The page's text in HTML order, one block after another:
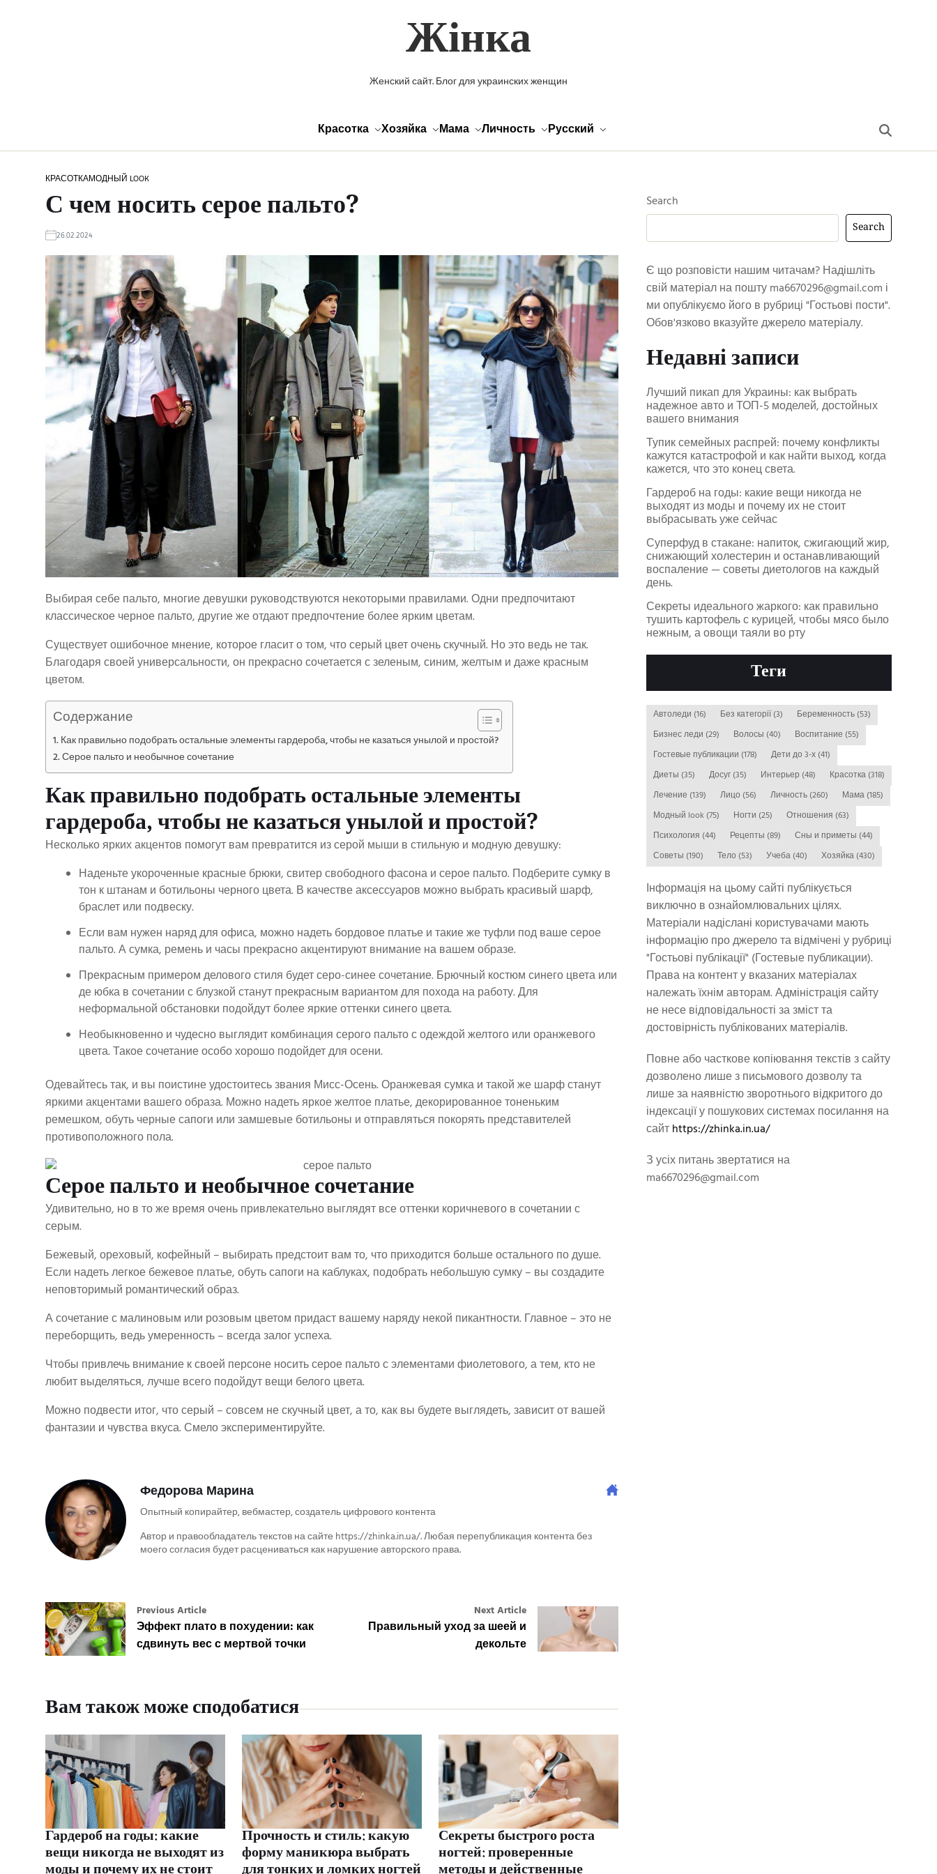
Жінка
Женский сайт. Блог для украинских женщин
Красотка Хозяйка Мама Личность Русский
КРАСОТКАМОДНЫЙ LOOK
С чем носить серое пальто?
26.02.2024
Выбирая себе пальто, многие девушки руководствуются некоторыми правилами. Одни предпочитают
классическое черное пальто, другие же отдают предпочтение более ярким цветам.
Существует ошибочное мнение, которое гласит о том, что серый цвет очень скучный. Но это ведь не так.
Благодаря своей универсальности, он прекрасно сочетается с зеленым, синим, желтым и даже красным
цветом.
Содержание
Как правильно подобрать остальные элементы гардероба, чтобы не казаться унылой и простой?
Серое пальто и необычное сочетание
Как правильно подобрать остальные элементы
гардероба, чтобы не казаться унылой и простой?
Несколько ярких акцентов помогут вам превратится из серой мыши в стильную и модную девушку:
Наденьте укороченные красные брюки, свитер свободного фасона и серое пальто. Подберите сумку в
тон к штанам и ботильоны черного цвета. В качестве аксессуаров можно выбрать красивый шарф,
браслет или подвеску.
Если вам нужен наряд для офиса, можно надеть бордовое платье и такие же туфли под ваше серое
пальто. А сумка, ремень и часы прекрасно акцентируют внимание на вашем образе.
Прекрасным примером делового стиля будет серо-синее сочетание. Брючный костюм синего цвета или
де юбка в сочетании с блузкой станут прекрасным вариантом для похода на работу. Для
неформальной обстановки подойдут более яркие оттенки синего цвета.
Необыкновенно и чудесно выглядит комбинация серого пальто с одеждой желтого или оранжевого
цвета. Такое сочетание особо хорошо подойдет для осени.
Одевайтесь так, и вы поистине удостоитесь звания Мисс-Осень. Оранжевая сумка и такой же шарф станут
яркими акцентами вашего образа. Можно надеть яркое желтое платье, декорированное тоненьким
ремешком, обуть черные сапоги или замшевые ботильоны и отправляться покорять представителей
противоположного пола.
Серое пальто и необычное сочетание
Удивительно, но в то же время очень привлекательно выглядят все оттенки коричневого в сочетании с
серым.
Бежевый, ореховый, кофейный – выбирать предстоит вам то, что приходится больше остального по душе.
Если надеть легкое бежевое платье, обуть сапоги на каблуках, подобрать небольшую сумку – вы создадите
неповторимый романтический образ.
А сочетание с малиновым или розовым цветом придаст вашему наряду некой пикантности. Главное – это не
переборщить, ведь умеренность – всегда залог успеха.
Чтобы привлечь внимание к своей персоне носить серое пальто с элементами фиолетового, а тем, кто не
любит выделяться, лучше всего подойдут вещи белого цвета.
Можно подвести итог, что серый – совсем не скучный цвет, а то, как вы будете выглядеть, зависит от вашей
фантазии и чувства вкуса. Смело экспериментируйте.
Федорова Марина
Опытный копирайтер, вебмастер, создатель цифрового контента
Автор и правообладатель текстов на сайте https://zhinka.in.ua/. Любая перепубликация контента без
моего согласия будет расцениваться как нарушение авторского права.
Previous Article
Эффект плато в похудении: как
сдвинуть вес с мертвой точки
Next Article
Правильный уход за шеей и
декольте
Вам також може сподобатися
Гардероб на годы: какие
вещи никогда не выходят из
Прочность и стиль: какую
форму маникюра выбрать
Секреты быстрого роста
ногтей: проверенные
Search
Search
Є що розповісти нашим читачам? Надішліть
свій матеріал на поштуma6670296@gmail.com і
ми опублікуємо його в рубриці "Гостьові пости".
Обов'язково вказуйте джерело матеріалу.
Недавні записи
Лучший пикап для Украины: как выбрать
надежное авто и ТОП-5 моделей, достойных
вашего внимания
Тупик семейных распрей: почему конфликты
кажутся катастрофой и как найти выход, когда
кажется, что это конец света.
Гардероб на годы: какие вещи никогда не
выходят из моды и почему их не стоит
выбрасывать уже сейчас
Суперфуд в стакане: напиток, сжигающий жир,
снижающий холестерин и останавливающий
воспаление — советы диетологов на каждый
день.
Секреты идеального жаркого: как правильно
тушить картофель с курицей, чтобы мясо было
нежным, а овощи таяли во рту
Теги
Автоледи (16) Без категорії(3) Беременность(53)
Бизнес леди (29) Волосы (40) Воспитание (55)
Гостевые публикации (178) Дети до 3-х(41)
Диеты (35) Досуг(35) Интерьер (48) Красотка(318)
Лечение (139) Лицо (56) Личность(260) Мама(185)
Модный look (75) Ногти (25) Отношения (63)
Психология (44) Рецепты (89) Сны и приметы (44)
Советы (190) Тело (53) Учеба(40) Хозяйка(430)
Інформація на цьому сайті публікується
виключно в ознайомлювальних цілях.
Матеріали надіслані користувачами мають
інформацію про джерело та відмічені у рубриці
"Гостьові публікації" (Гостевые публикации).
Права на контент у вказаних матеріалах
належать їхнім авторам. Адміністрація сайту
не несе відповідальності за зміст та
достовірність публікованих матеріалів.
Повне або часткове копіювання текстів з сайту
дозволено лише з письмового дозволу та
лише за наявністю зворотнього відкритого до
індексації у пошукових системах посилання на
сайтhttps://zhinka.in.ua/
З усіх питань звертатися на
ma6670296@gmail.com